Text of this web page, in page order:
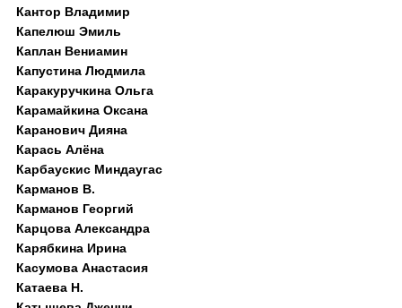
Кантор Владимир
Капелюш Эмиль
Каплан Вениамин
Капустина Людмила
Каракуручкина Ольга
Карамайкина Оксана
Каранович Дияна
Карась Алёна
Карбаускис Миндаугас
Карманов В.
Карманов Георгий
Карцова Александра
Карябкина Ирина
Касумова Анастасия
Катаева Н.